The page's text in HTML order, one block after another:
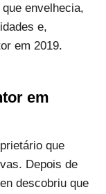
envelhecia,
e,
em 2019.
em
que
Depois de
descobriu que